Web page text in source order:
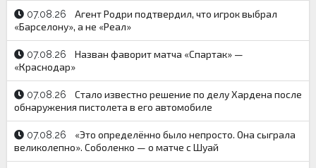
07.08.26
Агент Родри подтвердил, что игрок выбрал
«Барселону», а не «Реал»
07.08.26
Назван фаворит матча «Спартак» —
«Краснодар»
07.08.26
Стало известно решение по делу Хардена после
обнаружения пистолета в его автомобиле
07.08.26
«Это определённо было непросто. Она сыграла
великолепно». Соболенко — о матче с Шуай